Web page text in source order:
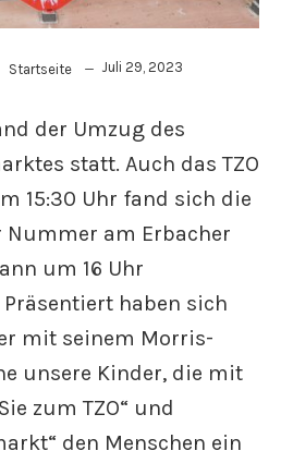
Startseite Juli 29, 2023
der Umzug des
statt. Auch das TZO
15:30 Uhr fand sich die
am Erbacher
um 16 Uhr
haben sich
mit seinem Morris-
unsere Kinder, die mit
zum TZO“ und
den Menschen ein